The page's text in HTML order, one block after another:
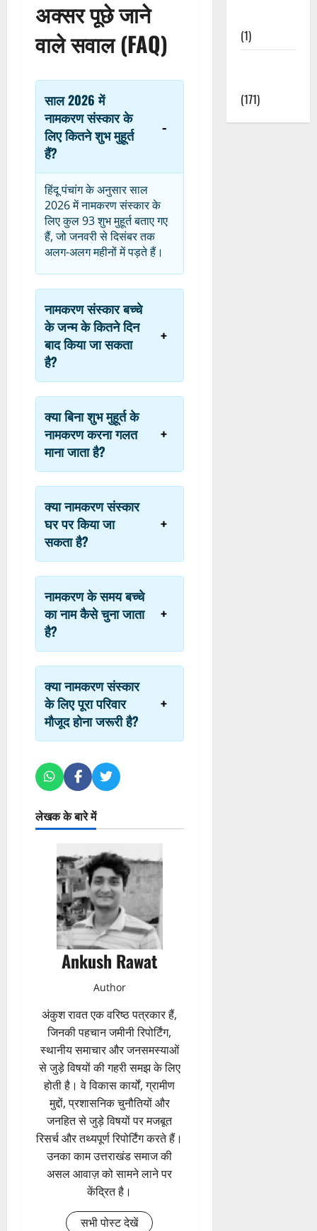
अक्सर पूछे जाने
वाले सवाल (FAQ)
साल 2026 में
नामकरण संस्कार के
लिए कितने शुभ मुहूर्त
हैं?
हिंदू पंचांग के अनुसार साल
2026 में नामकरण संस्कार के
लिए कुल 93 शुभ मुहूर्त बताए गए
हैं, जो जनवरी से दिसंबर तक
अलग-अलग महीनों में पड़ते हैं।
नामकरण संस्कार बच्चे
के जन्म के कितने दिन
बाद किया जा सकता
है?
क्या बिना शुभ मुहूर्त के
नामकरण करना गलत
माना जाता है?
क्या नामकरण संस्कार
घर पर किया जा
सकता है?
नामकरण के समय बच्चे
का नाम कैसे चुना जाता
है?
क्या नामकरण संस्कार
के लिए पूरा परिवार
मौजूद होना जरूरी है?
लेखक के बारे में
Ankush Rawat
Author
अंकुश रावत एक वरिष्ठ पत्रकार हैं,
जिनकी पहचान जमीनी रिपोर्टिंग,
स्थानीय समाचार और जनसमस्याओं
से जुड़े विषयों की गहरी समझ के लिए
होती है। वे विकास कार्यों, ग्रामीण
मुद्दों, प्रशासनिक चुनौतियों और
जनहित से जुड़े विषयों पर मजबूत
रिसर्च और तथ्यपूर्ण रिपोर्टिंग करते हैं।
उनका काम उत्तराखंड समाज की
असल आवाज़ को सामने लाने पर
केंद्रित है।
सभी पोस्ट देखें
(1)
(171)